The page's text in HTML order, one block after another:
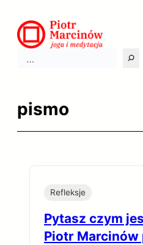
do
treści
pismo
Refleksje
Pytasz czym
Piotr Marcinów